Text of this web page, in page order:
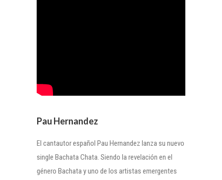
Pau Hernandez
El cantautor español Pau Hernandez lanza su nuevo
single Bachata Chata. Siendo la revelación en el
género Bachata y uno de los artistas emergentes